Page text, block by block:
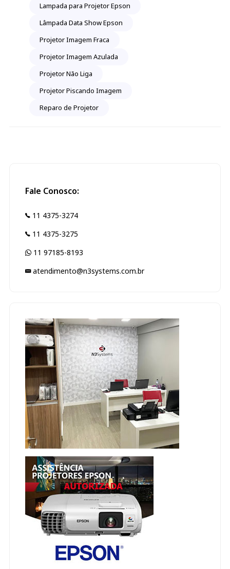
Lampada para Projetor Epson
Lâmpada Data Show Epson
Projetor Imagem Fraca
Projetor Imagem Azulada
Projetor Não Liga
Projetor Piscando Imagem
Reparo de Projetor
Fale Conosco:
11 4375-3274
11 4375-3275
11 97185-8193
atendimento@n3systems.com.br